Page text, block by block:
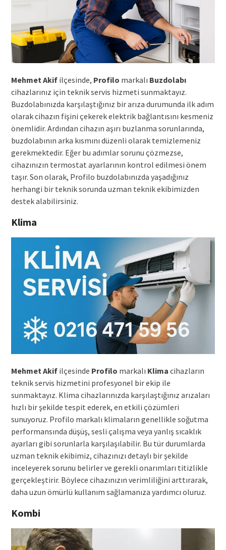
Mehmet Akifilçesinde, Profilo markalı Buzdolabı
cihazlarınız için teknik servis hizmeti sunmaktayız.
Buzdolabınızda karşılaştığınız bir arıza durumunda ilk adım
olarak cihazın fişini çekerek elektrik bağlantısını kesmeniz
önemlidir. Ardından cihazın aşırı buzlanma sorunlarında,
buzdolabının arka kısmını düzenli olarak temizlemeniz
gerekmektedir. Eğer bu adımlar sorunu çözmezse,
cihazınızın termostat ayarlarının kontrol edilmesi önem
taşır. Son olarak, Profilo buzdolabınızda yaşadığınız
herhangi bir teknik sorunda uzman teknik ekibimizden
destek alabilirsiniz.
Klima
Mehmet Akifilçesinde Profilo markalı Klima cihazların
teknik servis hizmetini profesyonel bir ekip ile
sunmaktayız. Klima cihazlarınızda karşılaştığınız arızaları
hızlı bir şekilde tespit ederek, en etkili çözümleri
sunuyoruz. Profilo markalı klimaların genellikle soğutma
performansında düşüş, sesli çalışma veya yanlış sıcaklık
ayarları gibi sorunlarla karşılaşılabilir. Bu tür durumlarda
uzman teknik ekibimiz, cihazınızı detaylı bir şekilde
inceleyerek sorunu belirler ve gerekli onarımları titizlikle
gerçekleştirir. Böylece cihazınızın verimliliğini arttırarak,
daha uzun ömürlü kullanım sağlamanıza yardımcı oluruz.
Kombi